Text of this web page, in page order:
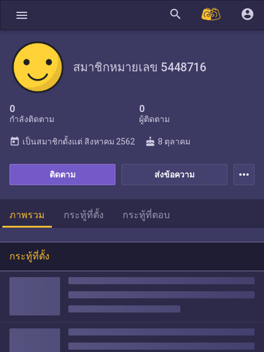
menu search account_circle
สมาชิกหมายเลข 5448716
0
กำลังติดตาม
0
ผู้ติดตาม
ส่งข้อความ
ติดตาม
today เป็นสมาชิกตั้งแต่ สิงหาคม 2562 cake 8 ตุลาคม
more_horiz
ภาพรวม กระทู้ที่ตั้ง กระทู้ที่ตอบ
กระทู้ที่ตั้ง